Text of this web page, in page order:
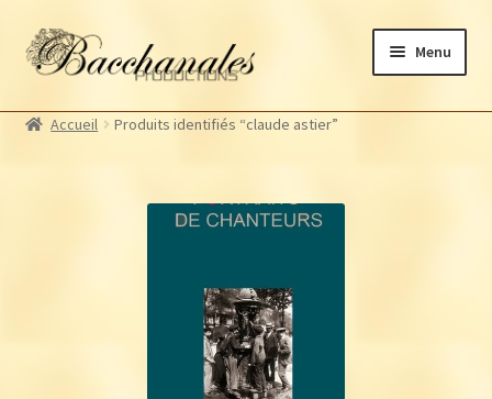
Aller
à
navigation
Aller
au
Menu
Accueil Produits identifiés “claude astier”